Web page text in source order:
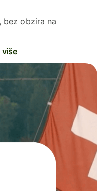
bez obzira na
više